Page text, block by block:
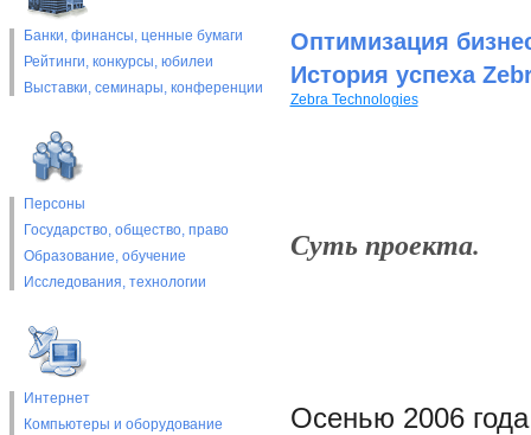
Банки, финансы, ценные бумаги
Рейтинги, конкурсы, юбилеи
Выставки, cеминары, конференции
Персоны
Государство, общество, право
Образование, обучение
Исследования, технологии
Интернет
Компьютеры и оборудование
Оптимизация
История успеха
Zebra Technologies
Суть проекта.
Осенью 2006